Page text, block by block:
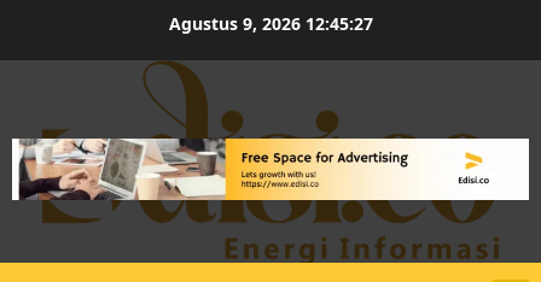
Agustus 9, 2026 12:45:28